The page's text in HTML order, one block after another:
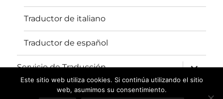
Traductor de italiano
Traductor de español
Servicio de Traducción
expande
menú
Este sitio web utiliza cookies. Si continúa utilizando el sitio
web, asumimos su consentimiento.